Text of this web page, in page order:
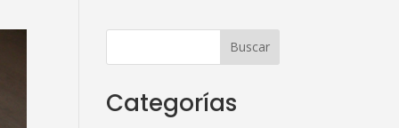
Categorías